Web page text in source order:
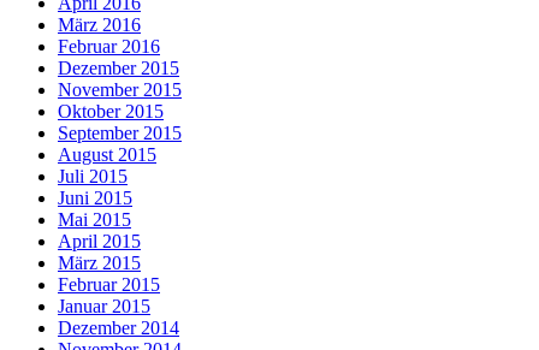
März 2016
Februar 2016
Dezember 2015
November 2015
Oktober 2015
September 2015
August 2015
Juli 2015
Juni 2015
Mai 2015
April 2015
März 2015
Februar 2015
Januar 2015
Dezember 2014